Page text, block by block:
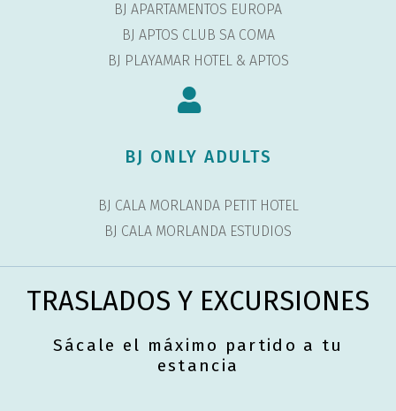
BJ APARTAMENTOS EUROPA
BJ APTOS CLUB SA COMA
BJ PLAYAMAR HOTEL & APTOS
BJ ONLY ADULTS
BJ CALA MORLANDA PETIT HOTEL
BJ CALA MORLANDA ESTUDIOS
TRASLADOS Y EXCURSIONES
Sácale el máximo partido a tu
estancia